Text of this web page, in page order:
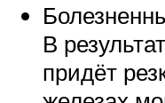
В
придёт